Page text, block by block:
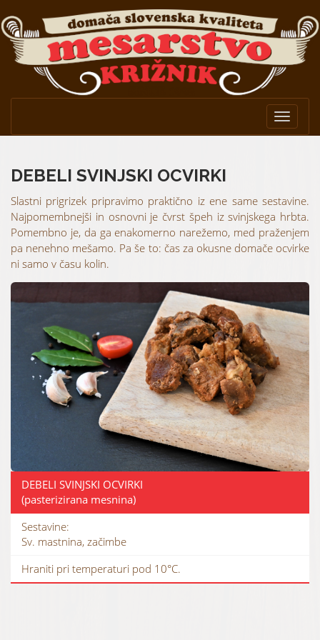
Toggle
DEBELI SVINJSKI OCVIRKI
Slastni prigrizek pripravimo praktično iz ene same sestavine.
Najpomembnejši in osnovni je čvrst špeh iz svinjskega hrbta.
Pomembno je, da ga enakomerno narežemo, med praženjem
pa nenehno mešamo. Pa še to: čas za okusne domače ocvirke
ni samo v času kolin.
DEBELI SVINJSKI OCVIRKI
(pasterizirana mesnina)
Sestavine:
Sv. mastnina, začimbe
Hraniti pri temperaturi pod 10°C.